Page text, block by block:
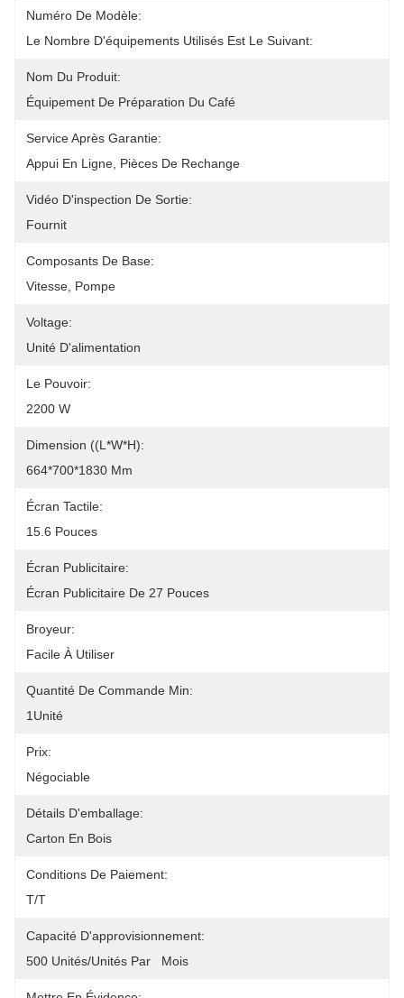
Numéro De Modèle:
Le Nombre D'équipements Utilisés Est Le Suivant:
Nom Du Produit:
Équipement De Préparation Du Café
Service Après Garantie:
Appui En Ligne, Pièces De Rechange
Vidéo D'inspection De Sortie:
Fournit
Composants De Base:
Vitesse, Pompe
Voltage:
Unité D'alimentation
Le Pouvoir:
2200 W
Dimension ((L*W*H):
664*700*1830 Mm
Écran Tactile:
15.6 Pouces
Écran Publicitaire:
Écran Publicitaire De 27 Pouces
Broyeur:
Facile À Utiliser
Quantité De Commande Min:
1Unité
Prix:
Négociable
Détails D'emballage:
Carton En Bois
Conditions De Paiement:
T/T
Capacité D'approvisionnement:
500 Unités/unités Par   Mois